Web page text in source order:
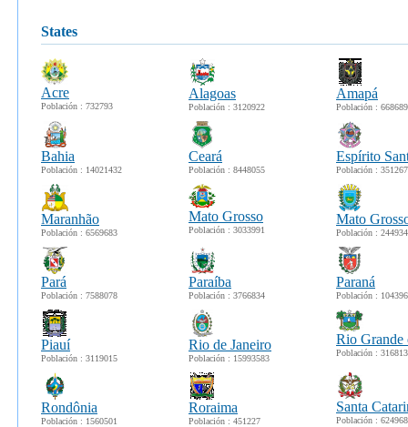
states
Acre
Población : 732793
Alagoas
Población : 3120922
Amapá
Población : 668689
Bahia
Población : 14021432
Ceará
Población : 8448055
Espírito
Población :
Maranhão
Población : 6569683
Mato Grosso
Población : 3033991
Mato
Población :
Pará
Población : 7588078
Paraíba
Población : 3766834
Paraná
Población :
Piauí
Población : 3119015
Rio de Janeiro
Población : 15993583
Rio Grande
Población :
Rondônia
Población : 1560501
Roraima
Población : 451227
Santa
Población :